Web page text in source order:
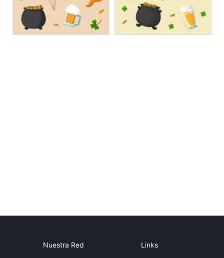
Nuestra Red Links